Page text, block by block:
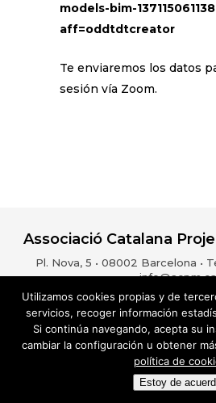
models-bim-
aff=oddtdtcreator
Te enviaremos los datos
sesión vía Zoom.
Associació Catalana
Pl. Nova, 5 • 08002 Barcelona •
Aviso Legal Política de privacidad
ESP
Utilizamos cookies propias y de
servicios, recoger información
Si continúa navegando, acepta su
cambiar la configuración u obtener
política de
Estoy de